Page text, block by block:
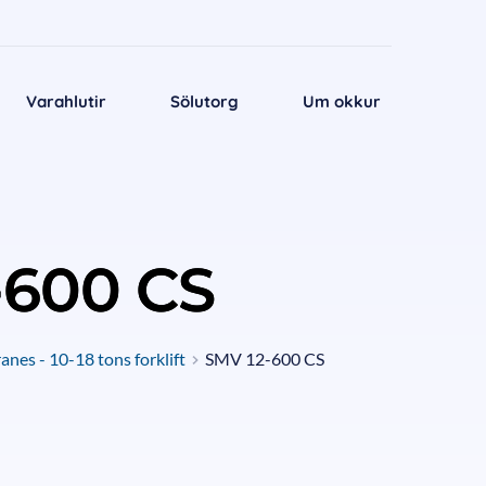
Varahlutir Sölutorg Um okkur
CS
- 10-18 tons forklift SMV 12-600 CS